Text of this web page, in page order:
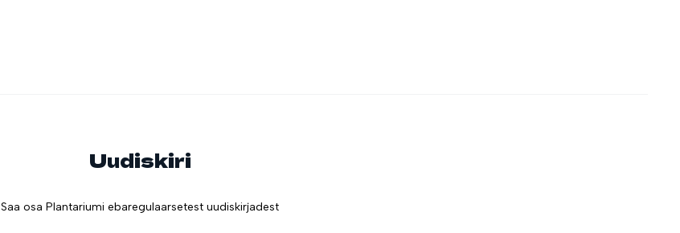
Uudiskiri
Saa osa Plantariumi ebaregulaarsetest uudiskirjadest